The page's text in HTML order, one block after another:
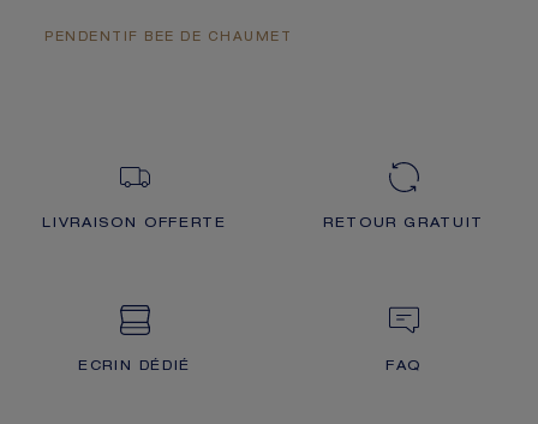
PENDENTIF BEE DE CHAUMET
LIVRAISON OFFERTE RETOUR GRATUIT
ECRIN DÉDIÉ FAQ